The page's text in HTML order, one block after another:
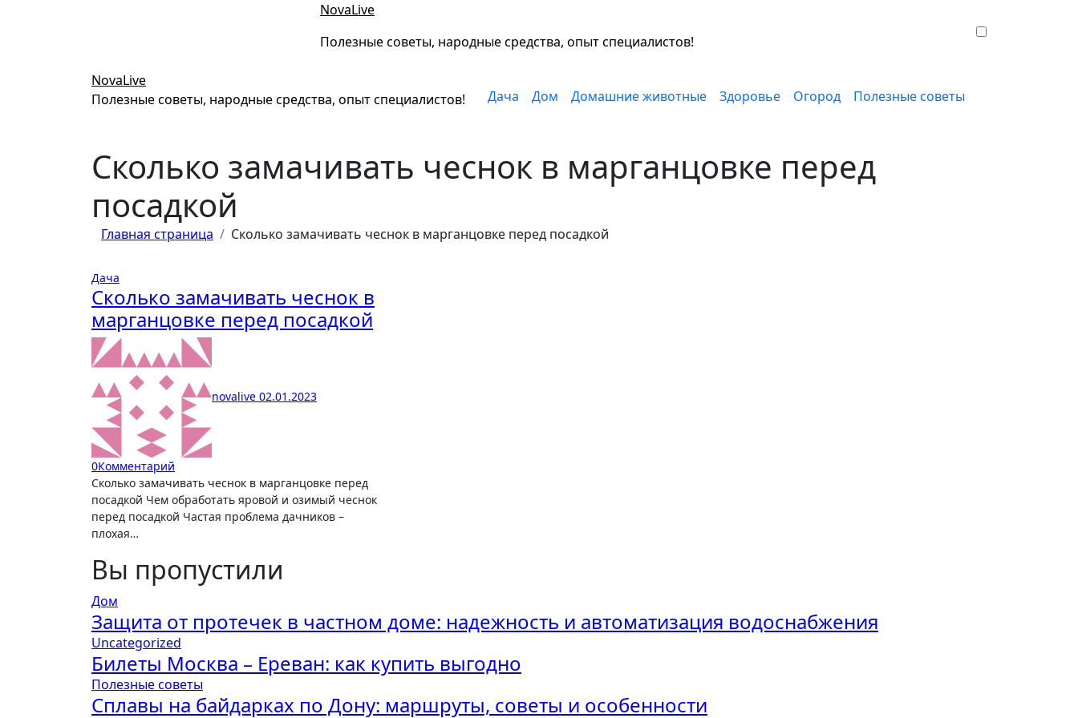
NovaLive
Полезные советы, народные средства, опыт специалистов!
NovaLive
Полезные советы, народные средства, опыт специалистов!
Дача Дом Домашние животные Здоровье Огород Полезные советы
Сколько замачивать чеснок в марганцовке перед
посадкой
Главная страница Сколько замачивать чеснок в марганцовке перед посадкой
Дача
Сколько замачивать чеснок в
марганцовке перед посадкой
novalive 02.01.2023
0Комментарий
Сколько замачивать чеснок в марганцовке перед
посадкой Чем обработать яровой и озимый чеснок
перед посадкой Частая проблема дачников –
плохая…
Вы пропустили
Дом
Защита от протечек в частном доме: надежность и автоматизация водоснабжения
Uncategorized
Билеты Москва – Ереван: как купить выгодно
Полезные советы
Сплавы на байдарках по Дону: маршруты, советы и особенности